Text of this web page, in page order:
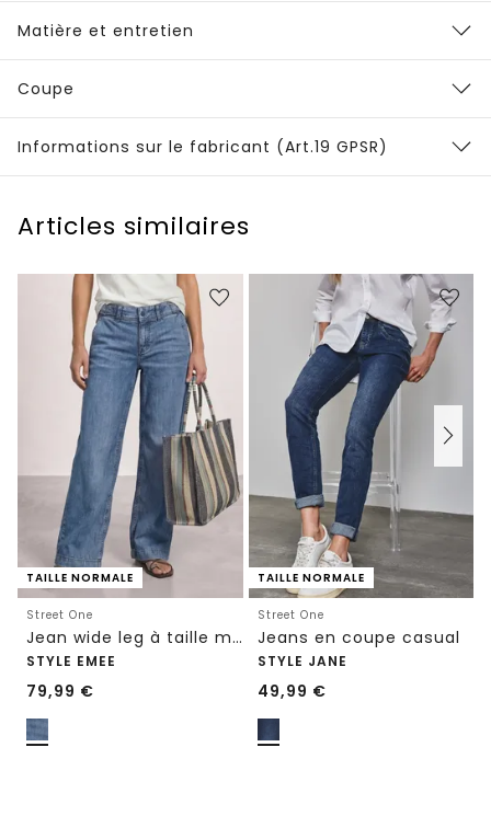
Matière et entretien
Coupe
Informations sur le fabricant (Art.19 GPSR)
Articles similaires
TAILLE NORMALE
Street One
Jean wide leg à taille moyenne et coupe ample
STYLE EMEE
79,99 €
TAILLE NORMALE
Street One
Jeans en coupe casual
STYLE JANE
49,99 €